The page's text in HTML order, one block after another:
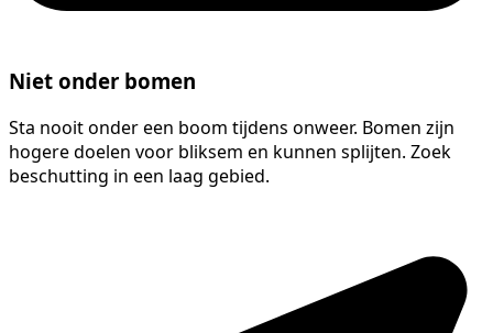
Niet onder bomen
Sta nooit onder een boom tijdens onweer. Bomen zijn
hogere doelen voor bliksem en kunnen splijten. Zoek
beschutting in een laag gebied.